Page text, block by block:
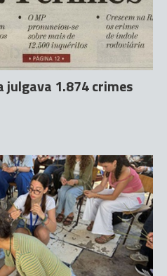
julgava 1.874 crimes